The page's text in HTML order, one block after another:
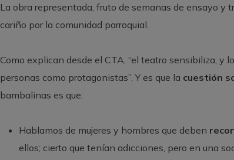
La obra representada, fruto de semanas de ensayo y
cariño por la comunidad parroquial.
Como explican desde el CTA, “el teatro sensibiliza, y
personas como protagonistas”. Y es que la cuestión
bambalinas es que:
Hablamos de mujeres y hombres que deben
ellos; cierto que tenían adicciones, pero en una